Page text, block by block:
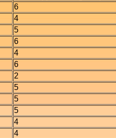
6
4
5
6
4
6
2
5
5
5
4
4